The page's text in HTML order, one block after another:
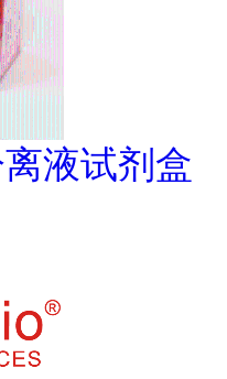
液试剂盒